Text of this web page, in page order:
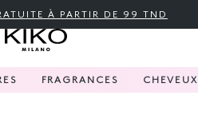
À PARTIR DE 99 TND
FRAGRANCES CHEVEUX